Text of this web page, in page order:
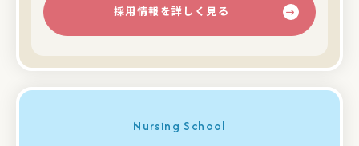
採用情報を詳しく見る
Nursing School